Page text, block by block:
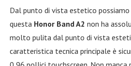
Dal punto di vista estetico possiamo
questa Honor Band A2 non ha
molto pulita dal punto di vista
caratteristica tecnica principale è